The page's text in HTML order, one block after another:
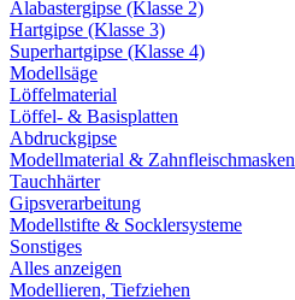
Alabastergipse (Klasse 2)
Hartgipse (Klasse 3)
Superhartgipse (Klasse 4)
Modellsäge
Löffelmaterial
Löffel- & Basisplatten
Abdruckgipse
Modellmaterial & Zahnfleischmasken
Tauchhärter
Gipsverarbeitung
Modellstifte & Socklersysteme
Sonstiges
Alles anzeigen
Modellieren, Tiefziehen